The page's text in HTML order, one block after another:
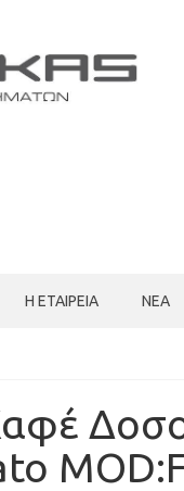
Η ΕΤΑΙΡΕΊΑ ΝΈΑ